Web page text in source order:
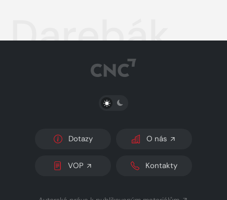
Darebák
PŘEPNOUT SVĚTLÝ/TMAVÝ REŽIM
Dotazy O nás
VOP Kontakty